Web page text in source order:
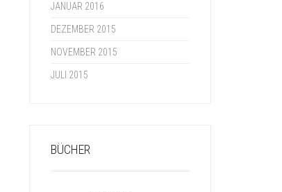
JANUAR 2016
DEZEMBER 2015
NOVEMBER 2015
JULI 2015
BÜCHER